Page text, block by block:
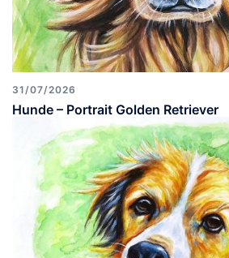
31/07/2026
Hunde – Portrait Golden Retriever